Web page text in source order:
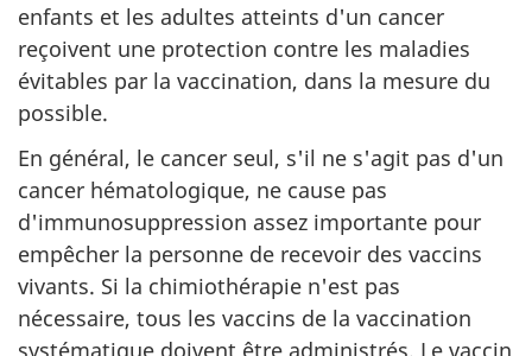
enfants et les adultes atteints d'un cancer
reçoivent une protection contre les maladies
évitables par la vaccination, dans la mesure du
possible.
En général, le cancer seul, s'il ne s'agit pas d'un
cancer hématologique, ne cause pas
d'immunosuppression assez importante pour
empêcher la personne de recevoir des vaccins
vivants. Si la chimiothérapie n'est pas
nécessaire, tous les vaccins de la vaccination
systématique doivent être administrés. Le vaccin